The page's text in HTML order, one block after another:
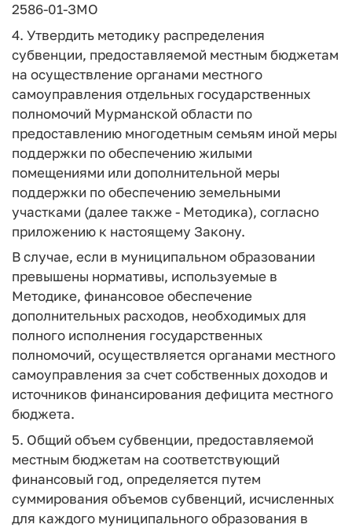
2586-01-ЗМО
4. Утвердить методику распределения
субвенции, предоставляемой местным бюджетам
на осуществление органами местного
самоуправления отдельных государственных
полномочий Мурманской области по
предоставлению многодетным семьям иной меры
поддержки по обеспечению жилыми
помещениями или дополнительной меры
поддержки по обеспечению земельными
участками (далее также - Методика), согласно
приложению к настоящему Закону.
В случае, если в муниципальном образовании
превышены нормативы, используемые в
Методике, финансовое обеспечение
дополнительных расходов, необходимых для
полного исполнения государственных
полномочий, осуществляется органами местного
самоуправления за счет собственных доходов и
источников финансирования дефицита местного
бюджета.
5. Общий объем субвенции, предоставляемой
местным бюджетам на соответствующий
финансовый год, определяется путем
суммирования объемов субвенций, исчисленных
для каждого муниципального образования в